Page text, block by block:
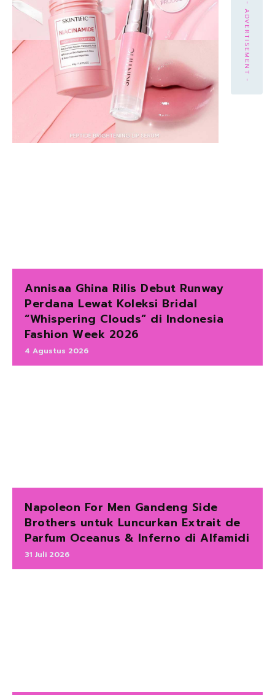
- ADVERTISEMENT -
Annisaa Ghina Rilis Debut Runway
Perdana Lewat Koleksi Bridal
“Whispering Clouds” di Indonesia
Fashion Week 2026
4 Agustus 2026
Napoleon For Men Gandeng Side
Brothers untuk Luncurkan Extrait de
Parfum Oceanus & Inferno di Alfamidi
31 Juli 2026